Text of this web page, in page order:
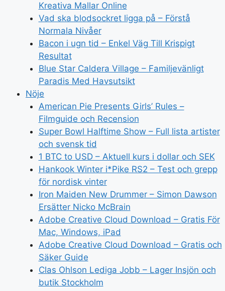
Kreativa Mallar Online
Vad ska blodsockret ligga på – Förstå
Normala Nivåer
Bacon i ugn tid – Enkel Väg Till Krispigt
Resultat
Blue Star Caldera Village – Familjevänligt
Paradis Med Havsutsikt
Nöje
American Pie Presents Girls’ Rules –
Filmguide och Recension
Super Bowl Halftime Show – Full lista artister
och svensk tid
1 BTC to USD – Aktuell kurs i dollar och SEK
Hankook Winter i*Pike RS2 – Test och grepp
för nordisk vinter
Iron Maiden New Drummer – Simon Dawson
Ersätter Nicko McBrain
Adobe Creative Cloud Download – Gratis För
Mac, Windows, iPad
Adobe Creative Cloud Download – Gratis och
Säker Guide
Clas Ohlson Lediga Jobb – Lager Insjön och
butik Stockholm